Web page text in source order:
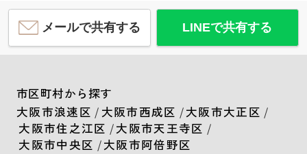
メールで共有する LINEで共有する
市区町村から探す
大阪市浪速区 / 大阪市西成区 /大阪市大正区 /
大阪市住之江区 /大阪市天王寺区 /
大阪市中央区 /大阪市阿倍野区